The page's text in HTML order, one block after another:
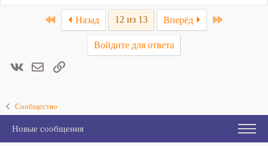
и
First Назад 12 из 13 Вперёд Last
Войдите для ответа
ВконтактеЭлектронная почта
Ссылка
Сообщество
Новые сообщения